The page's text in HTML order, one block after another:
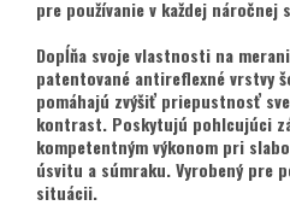
pre používanie v každej náročnej
Dopĺňa svoje vlastnosti na
patentované antireflexné vrstvy
pomáhajú zvýšiť priepustnosť
kontrast. Poskytujú pohlcujúci
kompetentným výkonom pri
úsvitu a súmraku. Vyrobený pre
situácii.